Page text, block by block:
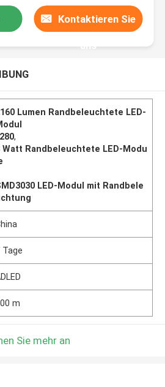
Kontaktieren Sie
uns
Lumen Randbeleuchtete LED-
280,
Watt Randbeleuchtete LED-Modu
LED-Modul mit Randbele
Tage
m
Sie mehr an